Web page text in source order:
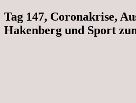
Tag 147, Coronakrise,
Hakenberg und Sport